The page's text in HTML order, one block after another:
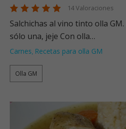
14 Valoraciones
Salchichas al vino tinto olla
sólo una, jeje Con olla…
Carnes, Recetas para olla GM
Olla GM